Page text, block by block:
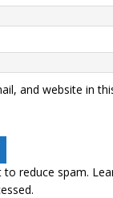
and website in
to reduce spam.